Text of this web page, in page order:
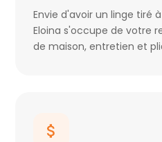
Envie d'avoir un linge tiré
Eloina s'occupe de votre
de maison, entretien et